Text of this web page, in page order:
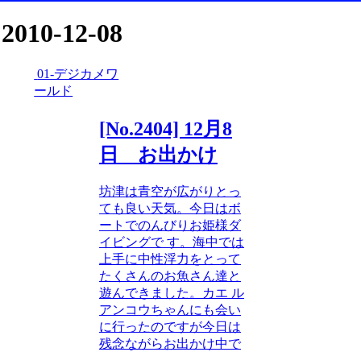
2010-12-08
01-デジカメワ
ールド
[No.2404] 12月8
日 お出かけ
坊津は青空が広がりとっ
ても良い天気。今日はボ
ートでのんびりお姫様ダ
イビングで す。海中では
上手に中性浮力をとって
たくさんのお魚さん達と
遊んできました。カエ ル
アンコウちゃんにも会い
に行ったのですが今日は
残念ながらお出かけ中で